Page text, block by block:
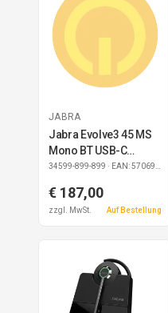
JABRA
Jabra Evolve3 45 MS
Mono BT USB-C
Headset
34599-899-899 · EAN: 5706991036121
€ 187,00
zzgl. MwSt. Auf Bestellung